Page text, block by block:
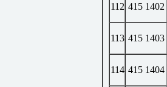
112 415 1402
113 415 1403
114 415 1404